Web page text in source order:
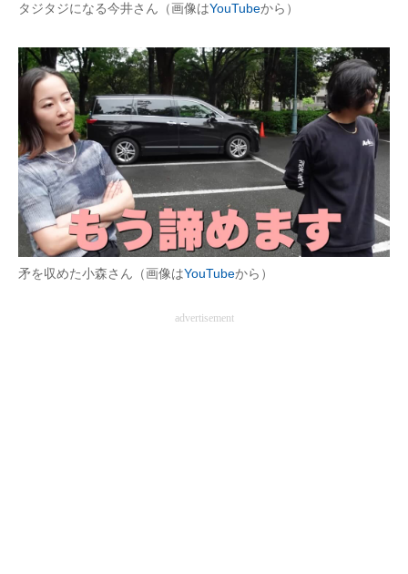
タジタジになる今井さん（画像はYouTubeから）
矛を収めた小森さん（画像はYouTubeから）
advertisement